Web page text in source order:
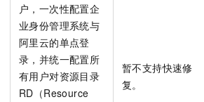
户，一次性配置企
业身份管理系统与
阿里云的单点登
录，并统一配置所
有用户对资源目录
RD（Resource
暂不支持快速修
复。